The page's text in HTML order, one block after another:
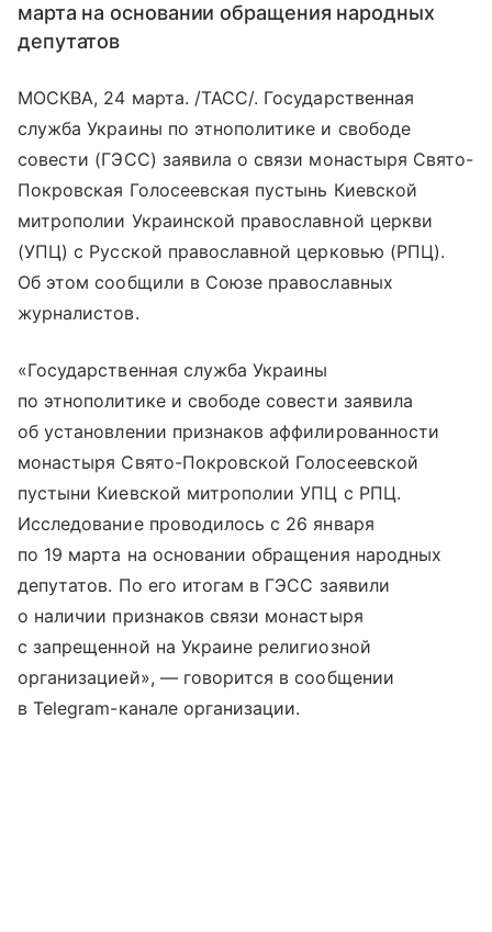
марта на основании обращения народных
депутатов
МОСКВА, 24 марта. /ТАСС/. Государственная
служба Украины по этнополитике и свободе
совести (ГЭСС) заявила о связи монастыря Свято-
Покровская Голосеевская пустынь Киевской
митрополии Украинской православной церкви
(УПЦ) с Русской православной церковью (РПЦ).
Об этом сообщили в Союзе православных
журналистов.
«Государственная служба Украины
по этнополитике и свободе совести заявила
об установлении признаков аффилированности
монастыря Свято-Покровской Голосеевской
пустыни Киевской митрополии УПЦ с РПЦ.
Исследование проводилось с 26 января
по 19 марта на основании обращения народных
депутатов. По его итогам в ГЭСС заявили
о наличии признаков связи монастыря
с запрещенной на Украине религиозной
организацией», — говорится в сообщении
в Telegram-канале организации.